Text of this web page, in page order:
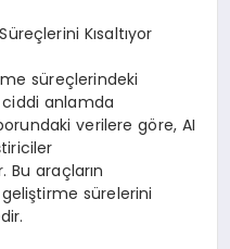
Kısaltıyor
süreçlerindeki
ciddi anlamda
verilere göre, AI
Bu araçların
sürelerini